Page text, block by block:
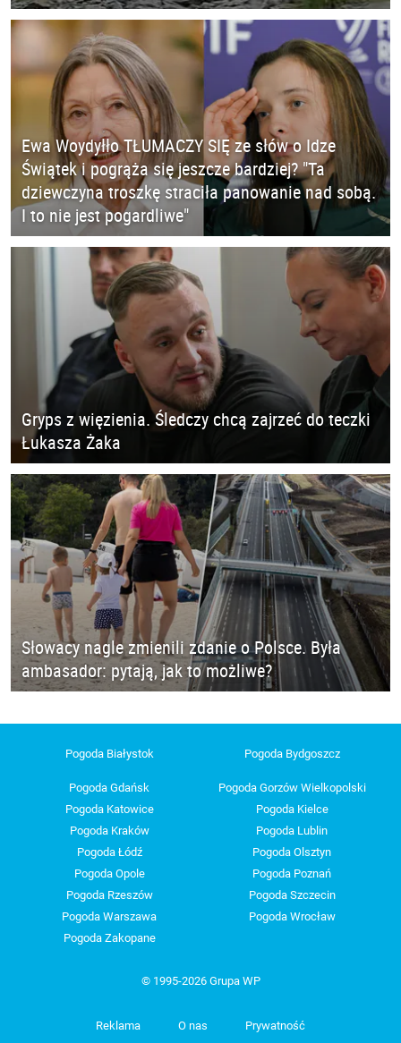
Ewa Woydyłło TŁUMACZY SIĘ ze słów o Idze
Świątek i pogrąża się jeszcze bardziej? "Ta
dziewczyna troszkę straciła panowanie nad sobą.
I to nie jest pogardliwe"
Gryps z więzienia. Śledczy chcą zajrzeć do teczki
Łukasza Żaka
Słowacy nagle zmienili zdanie o Polsce. Była
ambasador: pytają, jak to możliwe?
Pogoda Białystok Pogoda Bydgoszcz
Pogoda Gdańsk
Pogoda Gorzów Wielkopolski
Pogoda Katowice
Pogoda Kielce
Pogoda Kraków
Pogoda Lublin
Pogoda Łódź
Pogoda Olsztyn
Pogoda Opole
Pogoda Poznań
Pogoda Rzeszów
Pogoda Szczecin
Pogoda Warszawa
Pogoda Wrocław
Pogoda Zakopane
© 1995-2026 Grupa WP
Reklama O nas Prywatność